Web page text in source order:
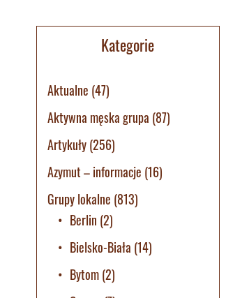
Kategorie
Aktualne (47)
Aktywna męska grupa (87)
Artykuły(256)
Azymut – informacje (16)
Grupy lokalne (813)
Berlin (2)
Bielsko-Biała (14)
Bytom(2)